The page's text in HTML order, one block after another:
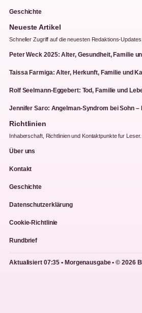
Geschichte
Neueste Artikel
Schneller Zugriff auf die neuesten Redaktions-Updates.
Peter Weck 2025: Alter, Gesundheit, Familie
Taissa Farmiga: Alter, Herkunft, Familie und
Rolf Seelmann-Eggebert: Tod, Familie und
Jennifer Saro: Angelman-Syndrom bei Sohn –
Richtlinien
Inhaberschaft, Richtlinien und Kontaktpunkte fur Leser.
Über uns
Kontakt
Geschichte
Datenschutzerklärung
Cookie-Richtlinie
Rundbrief
Aktualisiert 07:35 • Morgenausgabe • © 2026